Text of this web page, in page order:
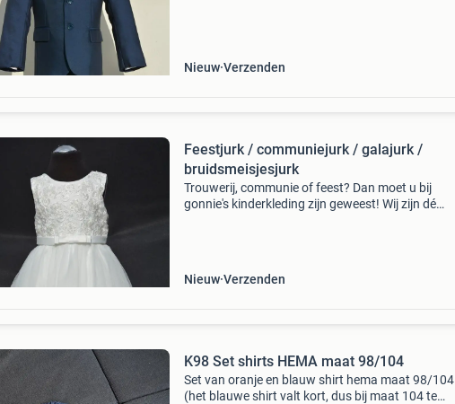
Nieuw Verzenden
Feestjurk / communiejurk / galajurk /
bruidsmeisjesjurk
Trouwerij, communie of feest? Dan moet u bij
gonnie's kinderkleding zijn geweest! Wij zijn dé
Nieuw Verzenden
K98 Set shirts HEMA maat 98/104
Set van oranje en blauw shirt hema maat 98/104
(het blauwe shirt valt kort, dus bij maat 104 te